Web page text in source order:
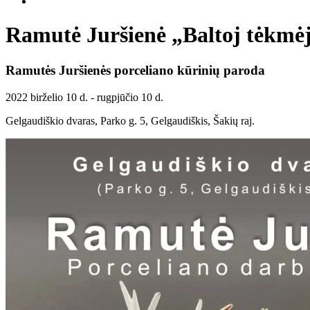
Ramutė Juršienė „Baltoj
Ramutės Juršienės porceliano kūrinių paroda
2022 birželio 10 d. - rugpjūčio 10 d.
Gelgaudiškio dvaras, Parko g. 5, Gelgaudiškis, Šakių raj.